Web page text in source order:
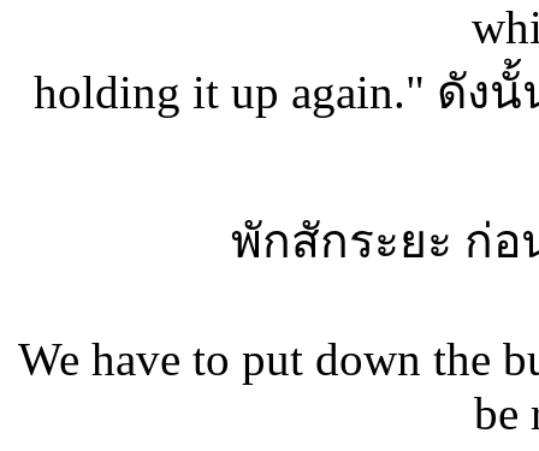
holding it up again." ดั
พักสักระยะ ก่
We have to put down the
be